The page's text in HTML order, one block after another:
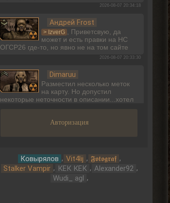
2026-08-07 20:34:18
Андрей Frost
> IzverG , Приветсвую, да
может и есть правки на НС
ОГСР26 где-то, но явно не на том сайте
2026-08-07 20:33:30
Dimaruu
Разместил несколько меток
на карту. Но допустил
некоторые неточности в описании...хотел
2026-08-07 17:26:18
Авторизация
Ковырялов , Vit4lij , 𝕱𝖔𝖙𝖔𝖌𝖗𝖆𝖋 ,
Stalker Vampir , КЕК КЕК , Alexander92 ,
Wudi_ agl ,